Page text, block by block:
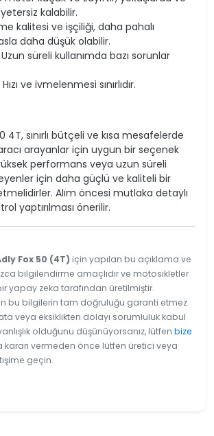
kalabilir.
kalitesi ve işçiliği, daha pahalı
daha düşük olabilir.
Uzun süreli kullanımda bazı sorunlar
Hızı ve ivmelenmesi sınırlıdır.
4T, sınırlı bütçeli ve kısa mesafelerde
arayanlar için uygun bir seçenek
performans veya uzun süreli
için daha güçlü ve kaliteli bir
Alım öncesi mutlaka detaylı
yaptırılması önerilir.
Fox 50 (4T) için yapılan bu açıklama ve
bilgilendirme amaçlıdır ve motosikletler
yapay zeka tarafından üretilmiştir.
bu bilgilerin tam doğruluğu garanti etmez
veya eksiklikten dolayı sorumluluk kabul
olduğunu düşünüyorsanız, lütfen bize
kararı vermeden önce lütfen üretici veya
geçin.